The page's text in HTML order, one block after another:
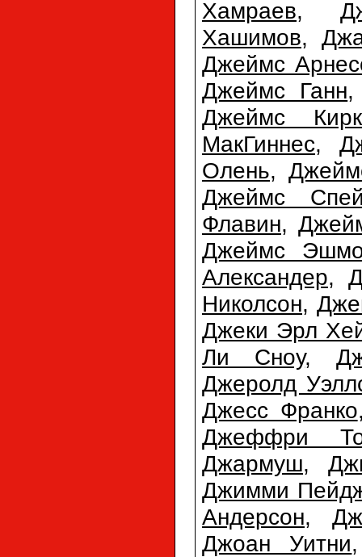
Хамраев,
Хашимов,
Джеймс
Джеймс Ганн
Джеймс
МакГиннес,
Олень,
Джеймс
Флавин,
Джеймс
Александер,
Николсон,
Джеки Эрл
Ли Сноу,
Джеролд
Джесс Франко
Джеффри
Джармуш,
Джимми
Андерсон,
Джоан Уитни